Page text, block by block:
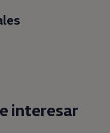
interesar